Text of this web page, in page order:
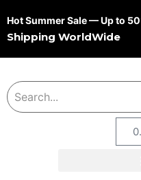
Hot Summer Sale — Up to
Shipping WorldWide